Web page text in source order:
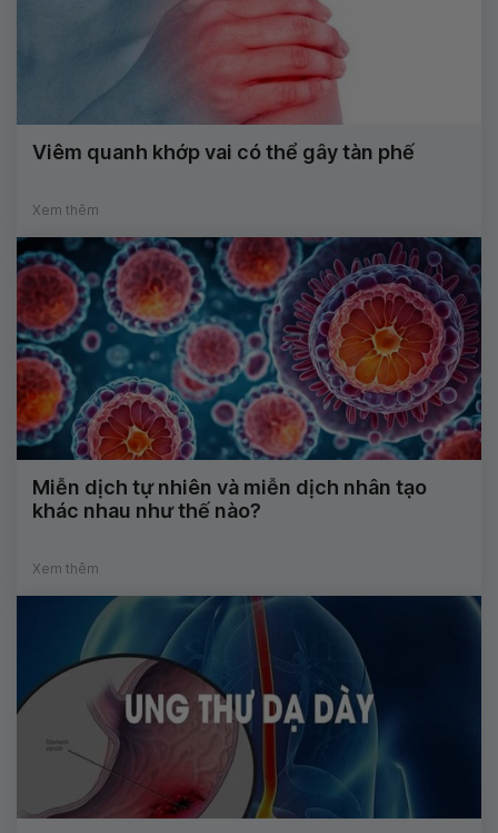
Viêm quanh khớp vai có thể gây tàn phế
Xem thêm
Miễn dịch tự nhiên và miễn dịch nhân tạo
khác nhau như thế nào?
Xem thêm